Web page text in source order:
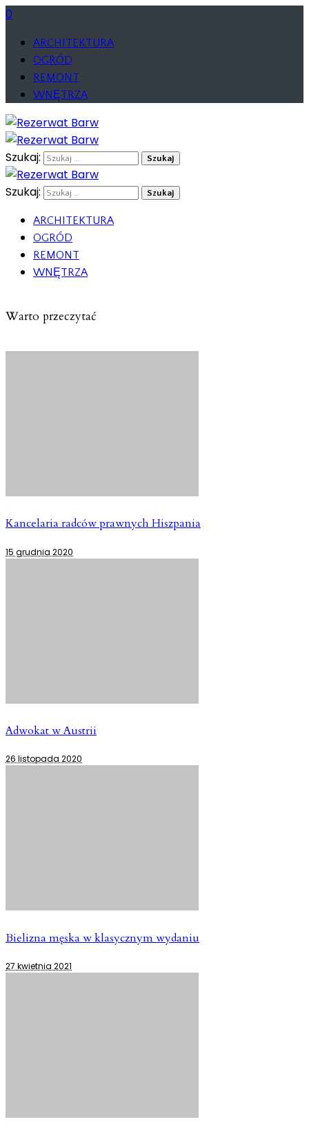
0
ARCHITEKTURA
OGRÓD
REMONT
WNĘTRZA
Szukaj:
Szukaj:
ARCHITEKTURA
OGRÓD
REMONT
WNĘTRZA
Warto przeczytać
Kancelaria radców prawnych Hiszpania
15 grudnia 2020
Adwokat w Austrii
26 listopada 2020
Bielizna męska w klasycznym wydaniu
27 kwietnia 2021